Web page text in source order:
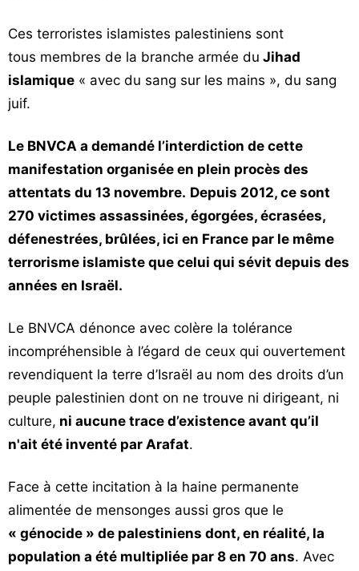
Ces terroristes islamistes palestiniens sont
tous membres de la branche armée du Jihad
islamique « avec du sang sur les mains », du sang
juif.
Le BNVCA a demandé l’interdiction de cette
manifestation organisée en plein procès des
attentats du 13 novembre. Depuis 2012, ce sont
270 victimes assassinées, égorgées, écrasées,
défenestrées, brûlées, ici en France par le même
terrorisme islamiste que celui qui sévit depuis des
années en Israël.
Le BNVCA dénonce avec colère la tolérance
incompréhensible à l’égard de ceux qui ouvertement
revendiquent la terre d’Israël au nom des droits d’un
peuple palestinien dont on ne trouve ni dirigeant, ni
culture, ni aucune trace d’existence avant qu’il
n'ait été inventé par Arafat.
Face à cette incitation à la haine permanente
alimentée de mensonges aussi gros que le
« génocide » de palestiniens dont, en réalité, la
population a été multipliée par 8 en 70 ans. Avec